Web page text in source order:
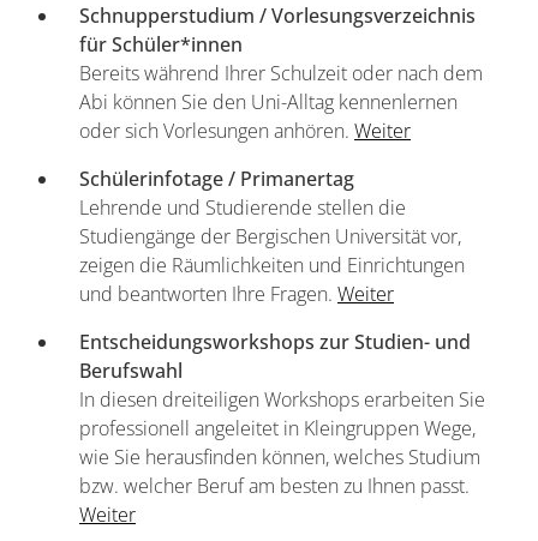
Schnupperstudium / Vorlesungsverzeichnis
für Schüler*innen
Bereits während Ihrer Schulzeit oder nach dem
Abi können Sie den Uni-Alltag kennenlernen
oder sich Vorlesungen anhören. Weiter
Schülerinfotage / Primanertag
Lehrende und Studierende stellen die
Studiengänge der Bergischen Universität vor,
zeigen die Räumlichkeiten und Einrichtungen
und beantworten Ihre Fragen. Weiter
Entscheidungsworkshops zur Studien- und
Berufswahl
In diesen dreiteiligen Workshops erarbeiten Sie
professionell angeleitet in Kleingruppen Wege,
wie Sie herausfinden können, welches Studium
bzw. welcher Beruf am besten zu Ihnen passt.
Weiter